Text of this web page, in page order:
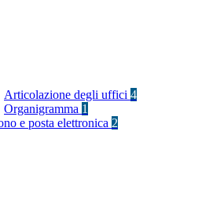
Articolazione degli uffici 4
Organigramma 1
e posta elettronica 2